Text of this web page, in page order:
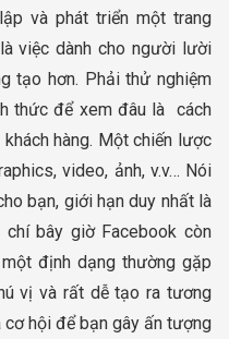
và phát triển một trang
việc dành cho người lười
tạo hơn. Phải thử nghiệm
thức để xem đâu là cách
hàng. Một chiến lược
video, ảnh, v.v… Nói
bạn, giới hạn duy nhất là
bây giờ Facebook còn
định dạng thường gặp
vị và rất dễ tạo ra tương
cơ hội để bạn gây ấn tượng